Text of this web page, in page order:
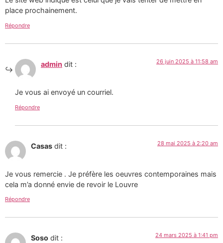
place prochainement.
Répondre
admin dit : 26 juin 2025 à 11:58 am
Je vous ai envoyé un courriel.
Répondre
Casas dit : 28 mai 2025 à 2:20 am
Je vous remercie . Je préfère les oeuvres contemporaines mais
cela m’a donné envie de revoir le Louvre
Répondre
Soso dit : 24 mars 2025 à 1:41 pm